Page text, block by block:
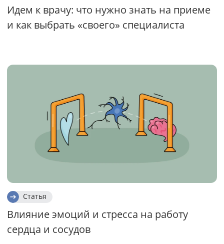
Идем к врачу: что нужно знать на приеме
и как выбрать «своего» специалиста
Статья
Влияние эмоций и стресса на работу
сердца и сосудов